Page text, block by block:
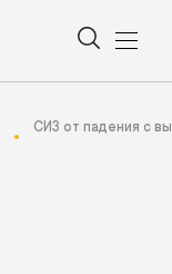
СИЗ от падения с